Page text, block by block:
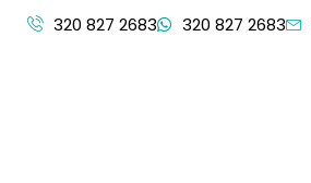
320 827 2683 320 827 2683